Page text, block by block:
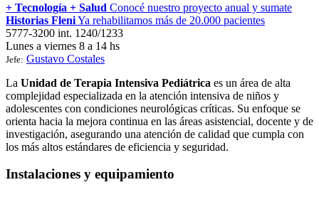
+ Tecnología + Salud Conocé nuestro proyecto anual y sumate
Historias FleniYa rehabilitamos más de 20.000 pacientes
5777-3200 int. 1240/1233
Lunes a viernes 8 a 14 hs
Jefe: Gustavo Costales
La Unidad de Terapia Intensiva Pediátrica es un área de alta
complejidad especializada en la atención intensiva de niños y
adolescentes con condiciones neurológicas críticas. Su enfoque se
orienta hacia la mejora continua en las áreas asistencial, docente y de
investigación, asegurando una atención de calidad que cumpla con
los más altos estándares de eficiencia y seguridad.
Instalaciones y equipamiento